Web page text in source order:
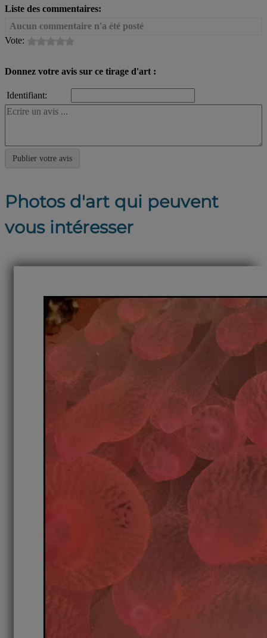
Liste des commentaires:
Aucun commentaire n'a été posté
Vote:
Donnez votre avis sur ce tirage d'art :
Identifiant:
Photos d'art qui peuvent
vous intéresser